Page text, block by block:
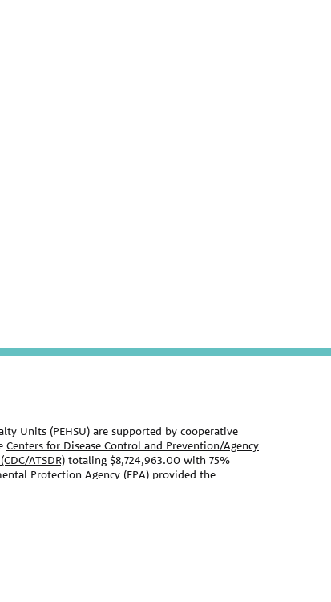
Units (PEHSU) are supported by cooperative
Centers for Disease Control and Prevention/Agency
ATSDR) totaling $8,724,963.00 with 75%
Protection Agency (EPA) provided the